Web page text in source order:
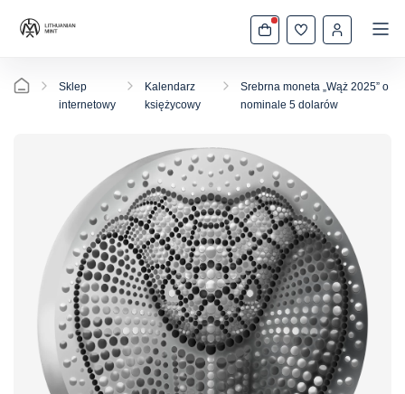
Sklep
internetowy
Kalendarz
księżycowy
Srebrna moneta „Wąż 2025” o
nominale 5 dolarów